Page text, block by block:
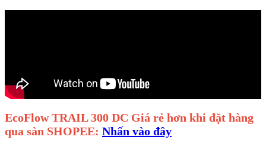
EcoFlow TRAIL 300 DC Giá rẻ hơn khi đặt hàng
qua sàn SHOPEE: Nhấn vào đây